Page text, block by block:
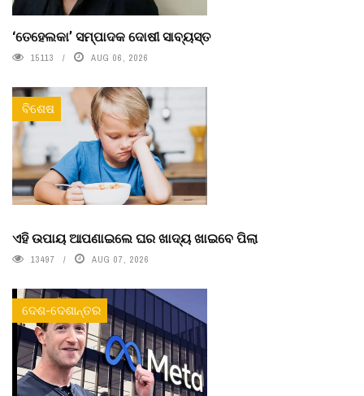
‘ତେହେଲକା’ ସମ୍ପାଦକ ଦୋଷୀ ସାବ୍ୟସ୍ତ
15113 AUG 06, 2026
ବିଶେଷ
ଏହି ଉପାୟ ଆପଣାଇଲେ ଘର ଖାଦ୍ୟ ଖାଇବେ ପିଲା
13497 AUG 07, 2026
ଦେଶ-ଦେଶାନ୍ତର